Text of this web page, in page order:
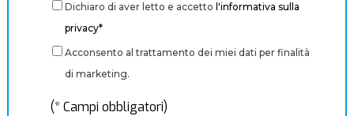
Dichiaro di aver letto e accetto l'informativa sulla
privacy*
Acconsento al trattamento dei miei dati per finalità
di marketing.
(* Campi obbligatori)